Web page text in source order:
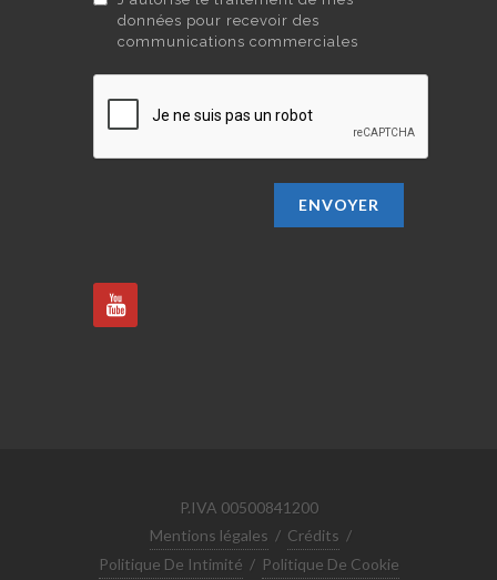
données pour recevoir des
communications commerciales
ENVOYER
P.IVA 00500841200
Mentions légales / Crédits /
Politique De Intimité / Politique De Cookie